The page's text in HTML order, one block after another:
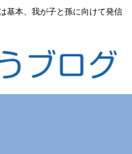
基本、我が子と孫に向けて発信